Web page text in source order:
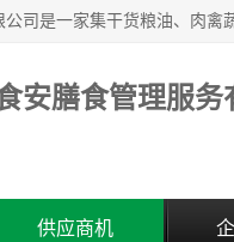
安膳食管理服务
供应商机